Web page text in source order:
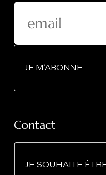
JE M’ABONNE
Contact
JE SOUHAITE